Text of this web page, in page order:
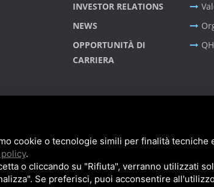
INVESTOR RELATIONS
NEWS
OPPORTUNITÀ DI
CARRIERA
cookie o tecnologie simili per finalità tecniche
.
o cliccando su "Rifiuta", verranno utilizzati
Se preferisci, puoi acconsentire